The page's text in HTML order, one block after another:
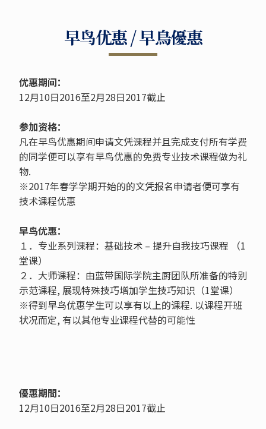
早鸟优惠 / 早鳥優惠
优惠期间：
12月10日2016至2月28日2017截止
参加资格：
凡在早鸟优惠期间申请文凭课程并且完成支付所有学费
的同学便可以享有早鸟优惠的免费专业技术课程做为礼
物.
※2017年春学学期开始的的文凭报名申请者便可享有
技术课程优惠
早鸟优惠：
１．专业系列课程：基础技术 – 提升自我技巧课程 （1
堂课）
２．大师课程：由蓝带国际学院主厨团队所准备的特别
示范课程, 展现特殊技巧增加学生技巧知识（1堂课）
※得到早鸟优惠学生可以享有以上的课程. 以课程开班
状况而定, 有以其他专业课程代替的可能性
優惠期間：
12月10日2016至2月28日2017截止